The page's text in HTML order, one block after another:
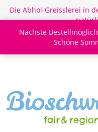
Die Abhol-Greisslerei in
Login/Register
--- Nächste
Schöne